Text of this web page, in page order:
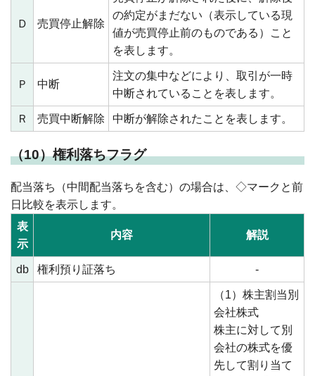
Ｄ 売買停止解除
の約定がまだない（表示している現
値が売買停止前のものである）こと
を表します。
Ｐ 中断
注文の集中などにより、取引が一時
中断されていることを表します。
Ｒ 売買中断解除 中断が解除されたことを表します。
（10）権利落ちフラグ
配当落ち（中間配当落ちを含む）の場合は、◇マークと前
日比較を表示します。
表
示
内容 解説
db 権利預り証落ち -
（1）株主割当別
会社株式
株主に対して別
会社の株式を優
先して割り当て